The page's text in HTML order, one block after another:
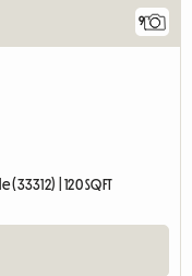
9
| 120 SQFT